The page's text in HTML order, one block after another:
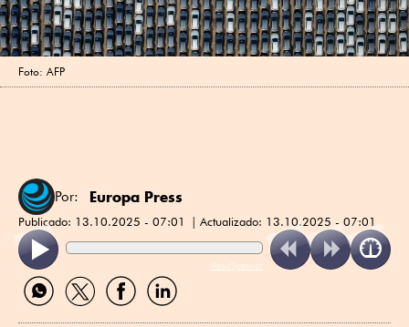
Foto: AFP
Por: Europa Press
Publicado: 13.10.2025 - 07:01 Actualizado: 13.10.2025 - 07:01
ReadSpeaker
Compartir
por
Compartir
por
Compartir
por
Compartir
por